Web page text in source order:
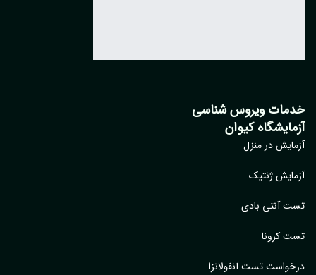
ویروس شناسی
کیوان
در منزل
ژنتیک
آنتی بادی
کرونا
تست آنفولانزا